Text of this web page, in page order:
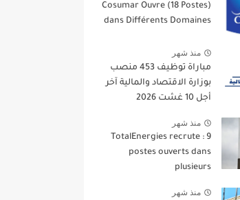
Cosumar Ouvre (18 Postes)
dans Différents Domaines
منذ شهر
مباراة توظيف 453 منصب
بوزارة الاقتصاد والمالية آخر
أجل 10 غشت 2026
منذ شهر
TotalEnergies recrute : 9
postes ouverts dans
plusieurs
منذ شهر